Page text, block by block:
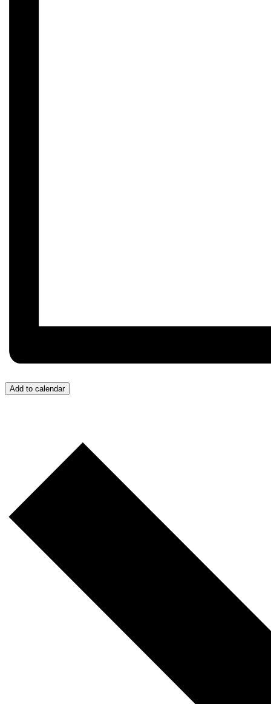
Add to calendar